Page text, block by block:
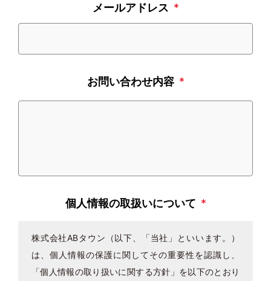
メールアドレス *
お問い合わせ内容 *
個人情報の取扱いについて *
株式会社ABタウン（以下、「当社」といいます。）
は、個人情報の保護に関してその重要性を認識し、
「個人情報の取り扱いに関する方針」を以下のとおり